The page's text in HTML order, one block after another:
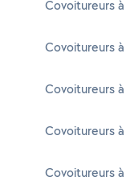
Covoitureurs
Covoitureurs
Covoitureurs
Covoitureurs
Covoitureurs